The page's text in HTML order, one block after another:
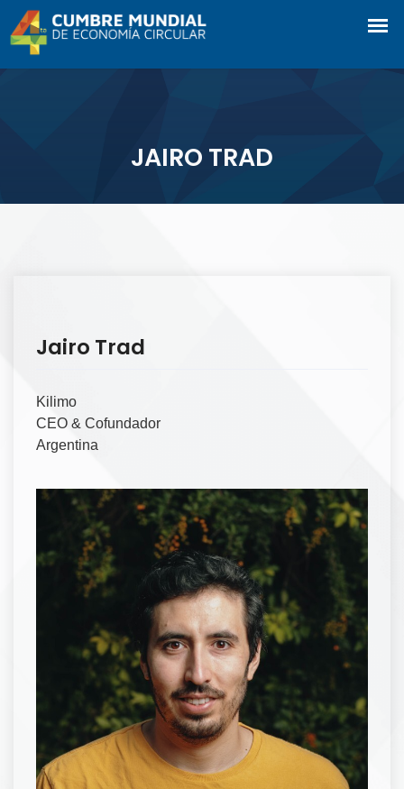
JAIRO TRAD
Jairo Trad
Kilimo
CEO & Cofundador
Argentina